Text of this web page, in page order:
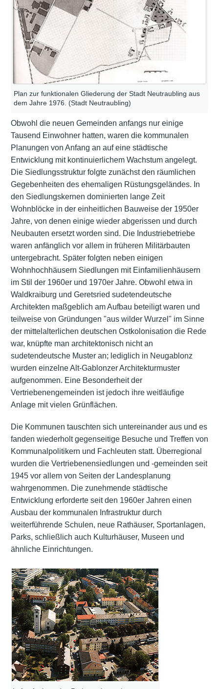
Plan zur funktionalen Gliederung der Stadt Neutraubling aus
dem Jahre 1976. (Stadt Neutraubling)
Obwohl die neuen Gemeinden anfangs nur einige
Tausend Einwohner hatten, waren die kommunalen
Planungen von Anfang an auf eine städtische
Entwicklung mit kontinuierlichem Wachstum angelegt.
Die Siedlungsstruktur folgte zunächst den räumlichen
Gegebenheiten des ehemaligen Rüstungsgeländes. In
den Siedlungskernen dominierten lange Zeit
Wohnblöcke in der einheitlichen Bauweise der 1950er
Jahre, von denen einige wieder abgerissen und durch
Neubauten ersetzt worden sind. Die Industriebetriebe
waren anfänglich vor allem in früheren Militärbauten
untergebracht. Später folgten neben einigen
Wohnhochhäusern Siedlungen mit Einfamilienhäusern
im Stil der 1960er und 1970er Jahre. Obwohl etwa in
Waldkraiburg und Geretsried sudetendeutsche
Architekten maßgeblich am Aufbau beteiligt waren und
teilweise von Gründungen "aus wilder Wurzel" im Sinne
der mittelalterlichen deutschen Ostkolonisation die Rede
war, knüpfte man architektonisch nicht an
sudetendeutsche Muster an; lediglich in Neugablonz
wurden einzelne Alt-Gablonzer Architekturmuster
aufgenommen. Eine Besonderheit der
Vertriebenengemeinden ist jedoch ihre weitläufige
Anlage mit vielen Grünflächen.
Die Kommunen tauschten sich untereinander aus und es
fanden wiederholt gegenseitige Besuche und Treffen von
Kommunalpolitikern und Fachleuten statt. Überregional
wurden die Vertriebenensiedlungen und -gemeinden seit
1945 vor allem von Seiten der Landesplanung
wahrgenommen. Die zunehmende städtische
Entwicklung erforderte seit den 1960er Jahren einen
Ausbau der kommunalen Infrastruktur durch
weiterführende Schulen, neue Rathäuser, Sportanlagen,
Parks, schließlich auch Kulturhäuser, Museen und
ähnliche Einrichtungen.